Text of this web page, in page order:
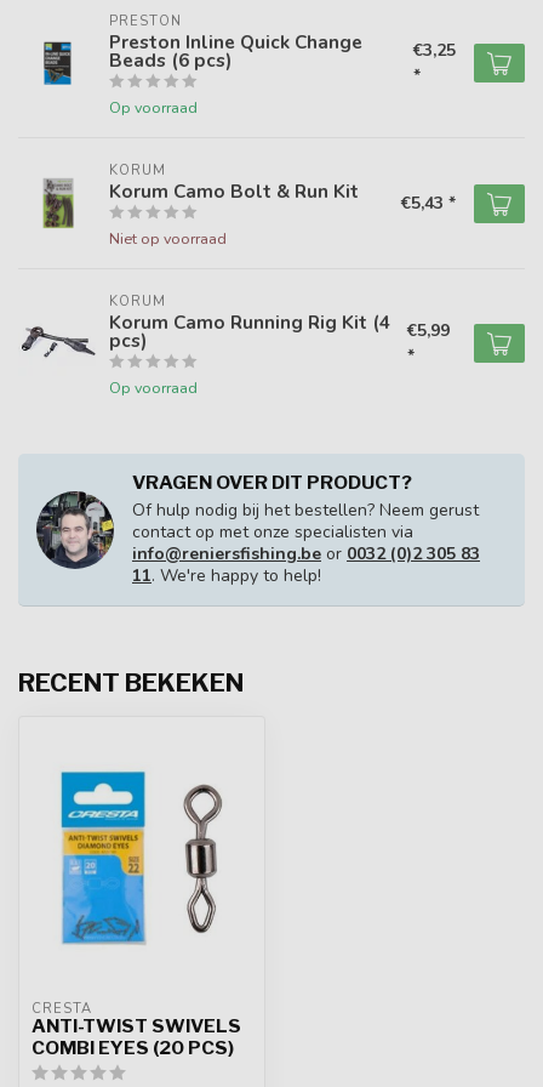
PRESTON
Preston Inline Quick Change
Beads (6 pcs)
Op voorraad
€3,25
*
KORUM
Korum Camo Bolt & Run Kit
Niet op voorraad
€5,43 *
KORUM
Korum Camo Running Rig Kit (4
pcs)
Op voorraad
€5,99
*
VRAGEN OVER DIT PRODUCT?
Of hulp nodig bij het bestellen? Neem gerust
contact op met onze specialisten via
info@reniersfishing.be or 0032 (0)2 305 83
11. We're happy to help!
RECENT BEKEKEN
CRESTA
ANTI-TWIST SWIVELS
COMBI EYES (20 PCS)